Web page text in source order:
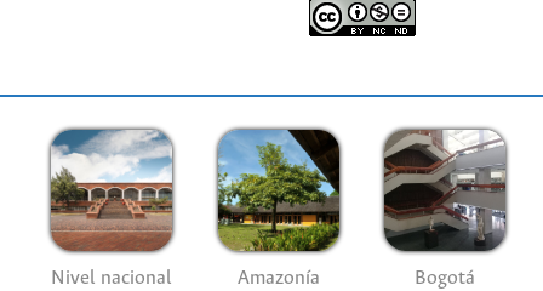
Nivel nacional Amazonía Bogotá